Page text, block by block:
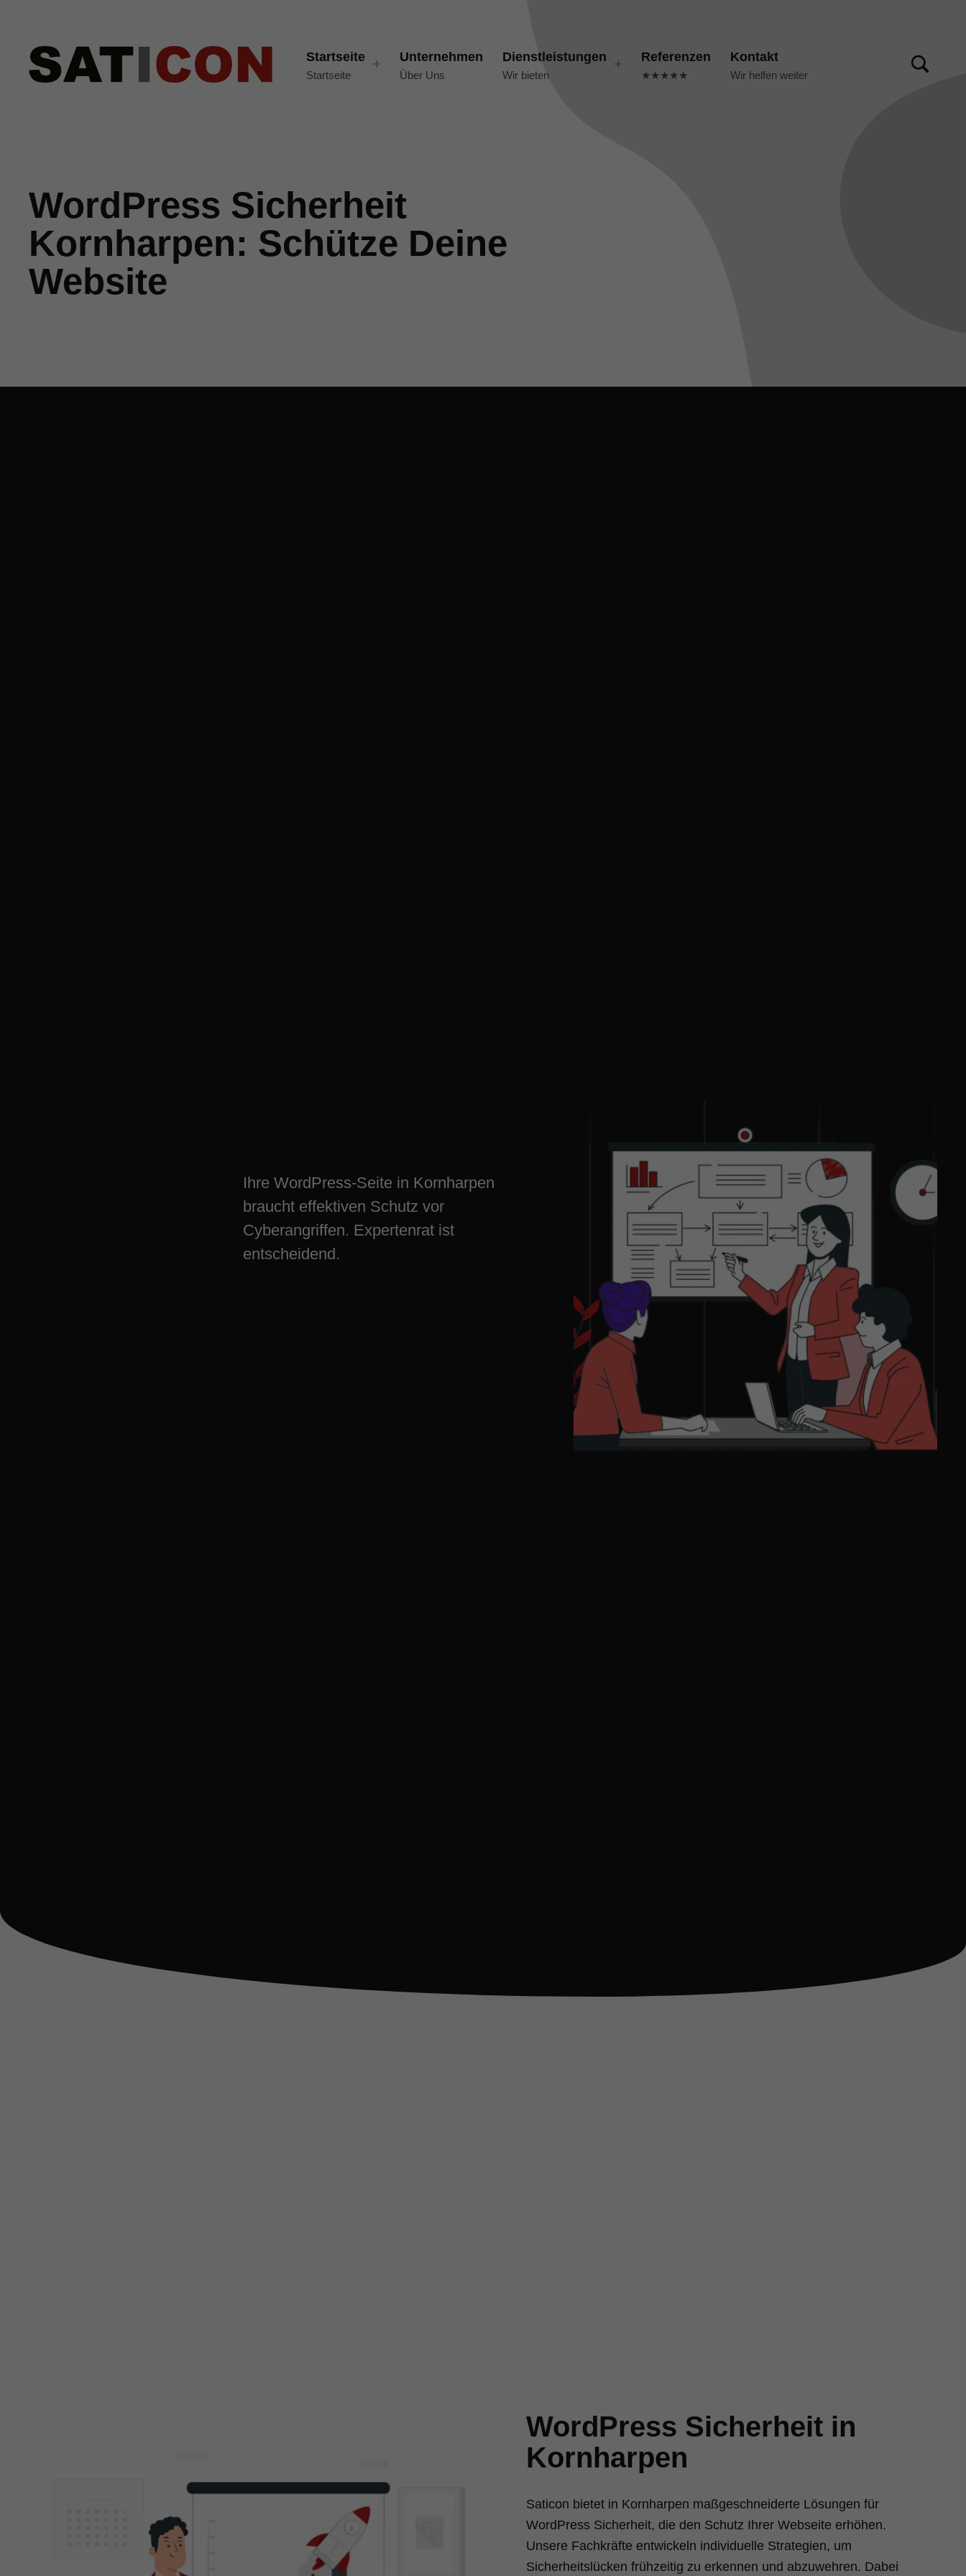
Startseite
Startseite
Unternehmen
Über Uns
Dienstleistungen
Wir bieten
Referenzen
★★★★★
Kontakt
Wir helfen weiter
WordPress Sicherheit
Kornharpen: Schütze Deine
Website
Ihre WordPress-Seite in Kornharpen
braucht effektiven Schutz vor
Cyberangriffen. Expertenrat ist
entscheidend.
WordPress Sicherheit in
Kornharpen
Saticon bietet in Kornharpen maßgeschneiderte Lösungen für
WordPress Sicherheit, die den Schutz Ihrer Webseite erhöhen.
Unsere Fachkräfte entwickeln individuelle Strategien, um
Sicherheitslücken frühzeitig zu erkennen und abzuwehren. Dabei